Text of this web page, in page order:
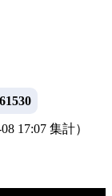
17:07 集計）